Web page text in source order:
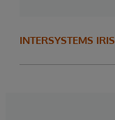
INTERSYSTEMS IRIS